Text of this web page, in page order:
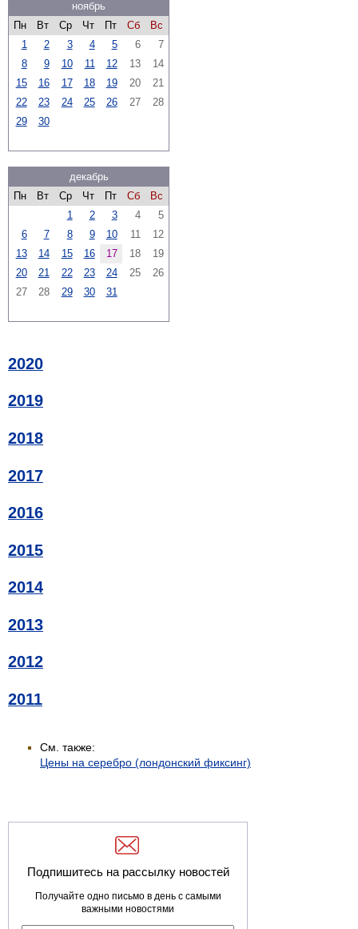
ноябрь
Пн
Вт Ср Чт Пт Сб
Вс
1
2 3 4 5 6
7
8
9 10 11 12 13
14
15
16 17 18 19 20
21
22
23 24 25 26 27
28
29
30
декабрь
Пн
Вт Ср Чт Пт Сб
Вс
1
2 3 4
5
6
7 8 9 10 11
12
13
14 15 16 17 18
19
20
21 22 23 24 25
26
27
28 29 30 31
2020
2019
2018
2017
2016
2015
2014
2013
2012
2011
См. также:
Цены на серебро (лондонский фиксинг)
Подпишитесь на рассылку новостей
Получайте одно письмо в день с самыми
важными новостями